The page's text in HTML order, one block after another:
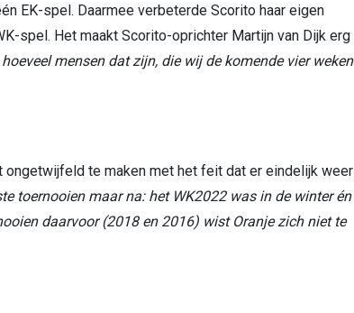
EK-spel. Daarmee verbeterde Scorito haar eigen
spel. Het maakt Scorito-oprichter Martijn van Dijk erg
mensen dat zijn, die wij de komende vier weken
te maken met het feit dat er eindelijk weer
toernooien maar na: het WK2022 was in de winter én
daarvoor (2018 en 2016) wist Oranje zich niet te